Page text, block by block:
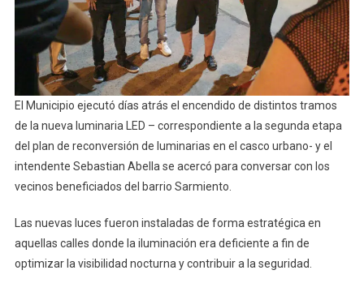
LED
El Municipio ejecutó días atrás el encendido de distintos tramos
de la nueva luminaria LED – correspondiente a la segunda etapa
del plan de reconversión de luminarias en el casco urbano- y el
intendente Sebastian Abella se acercó para conversar con los
vecinos beneficiados del barrio Sarmiento.
Las nuevas luces fueron instaladas de forma estratégica en
aquellas calles donde la iluminación era deficiente a fin de
optimizar la visibilidad nocturna y contribuir a la seguridad.